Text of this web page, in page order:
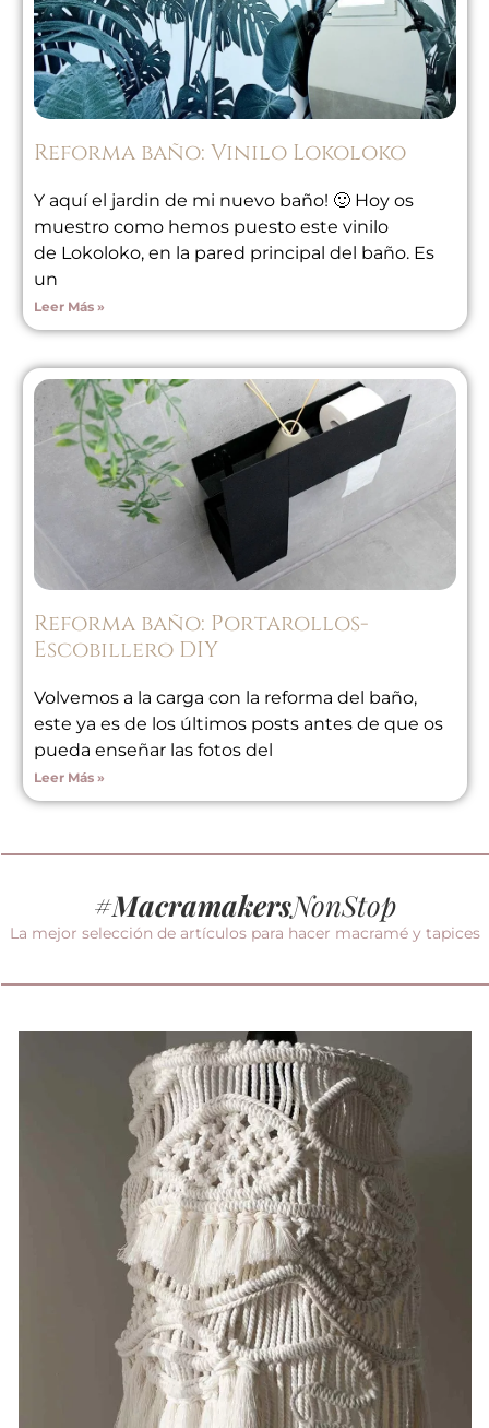
Reforma baño: Vinilo Lokoloko
Y aquí el jardin de mi nuevo baño! 🙂 Hoy os
muestro como hemos puesto este vinilo
de Lokoloko, en la pared principal del baño. Es
un
Leer Más »
Reforma baño: Portarollos-
Escobillero DIY
Volvemos a la carga con la reforma del baño,
este ya es de los últimos posts antes de que os
pueda enseñar las fotos del
Leer Más »
#MacramakersNonStop
La mejor selección de artículos para hacer macramé y tapices